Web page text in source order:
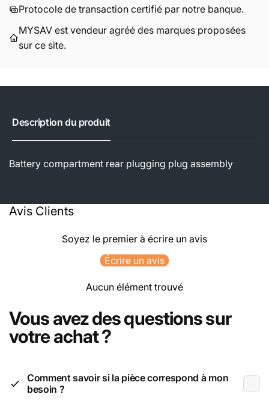
Protocole de transaction certifié par notre banque.
MYSAV est vendeur agréé des marques proposées
sur ce site.
Description du produit
Battery compartment rear plugging plug assembly
Avis Clients
Soyez le premier à écrire un avis
Écrire un avis
Aucun élément trouvé
Vous avez des questions sur
votre achat ?
Comment savoir si la pièce correspond à mon
besoin ?